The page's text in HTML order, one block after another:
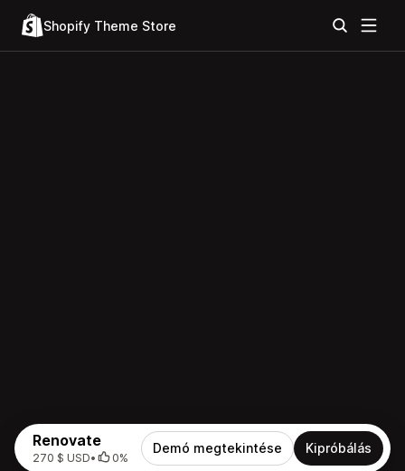
Shopify Theme Store
Renovate
270 $ USD• 0%
Demó megtekintése Kipróbálás